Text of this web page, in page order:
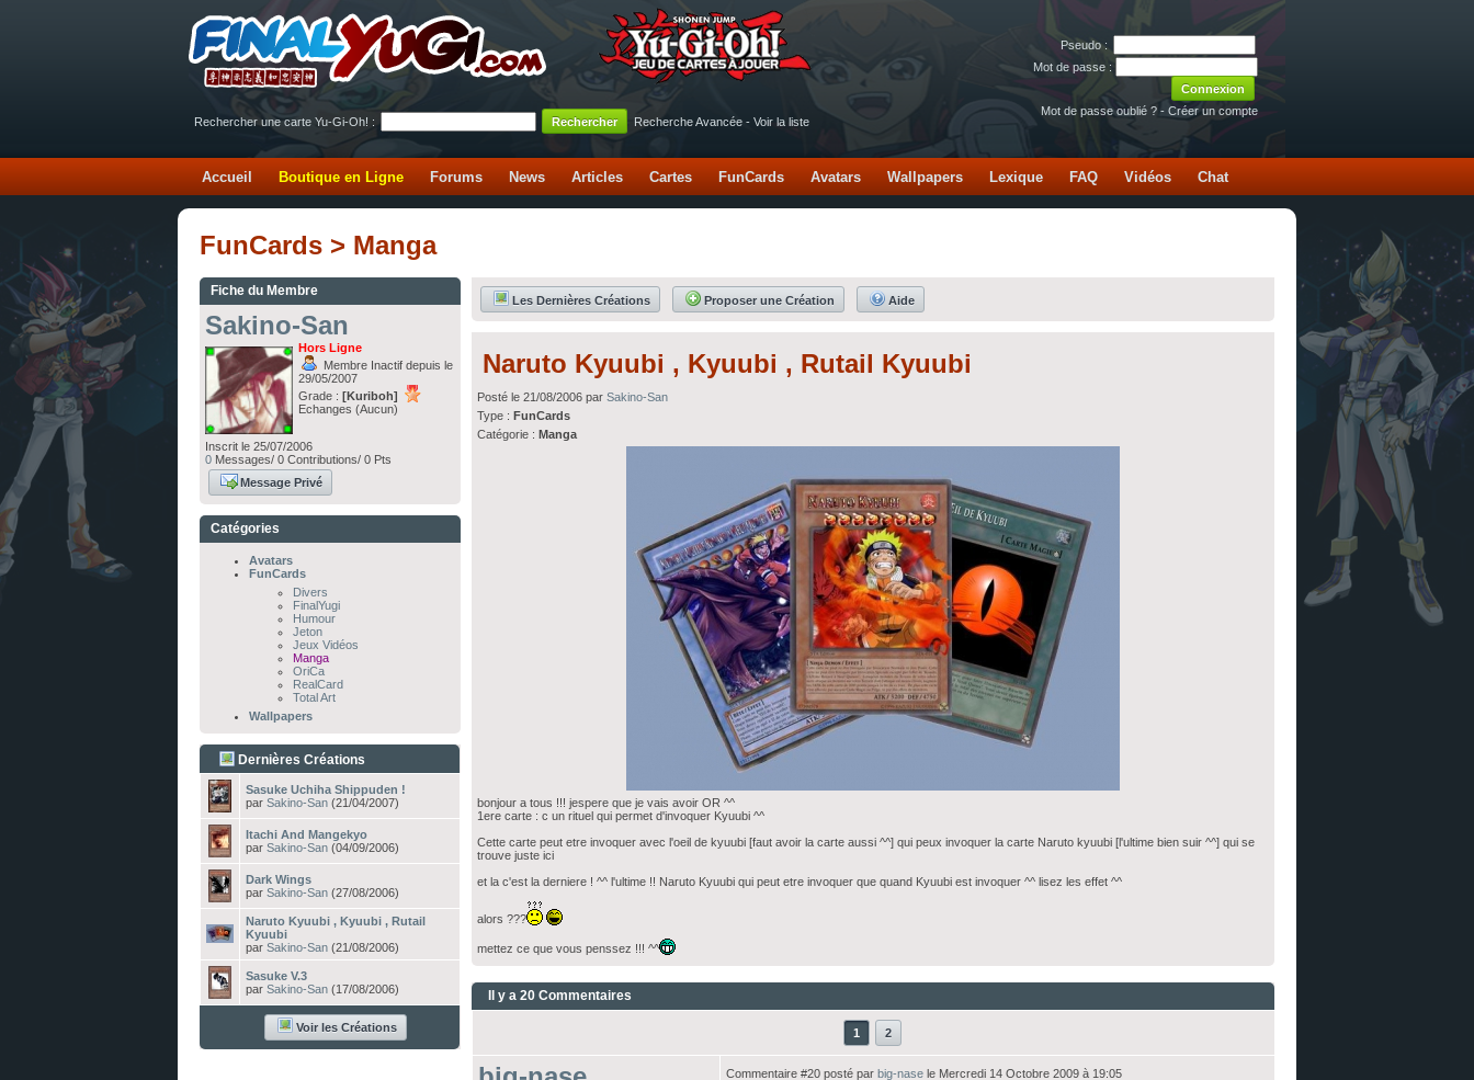
Pseudo :
Mot de passe :
Mot de passe oublié ? - Créer un compte
Rechercher une carte Yu-Gi-Oh! :
Recherche Avancée - Voir la liste
Accueil Boutique en Ligne Forums News Articles Cartes FunCards Avatars Wallpapers Lexique FAQ Vidéos Chat
FunCards > Manga
Fiche du Membre
Sakino-San
Hors Ligne
Membre Inactif depuis le
29/05/2007
Grade : [Kuriboh]
Echanges (Aucun)
Inscrit le 25/07/2006
0 Messages/ 0 Contributions/ 0 Pts
Message Privé
Catégories
Avatars
FunCards
Divers
FinalYugi
Humour
Jeton
Jeux Vidéos
Manga
OriCa
RealCard
Total Art
Wallpapers
Dernières Créations
Sasuke Uchiha Shippuden !
par Sakino-San (21/04/2007)
Itachi And Mangekyo
par Sakino-San (04/09/2006)
Dark Wings
par Sakino-San (27/08/2006)
Naruto Kyuubi , Kyuubi , Rutail
Kyuubi
par Sakino-San (21/08/2006)
Sasuke V.3
par Sakino-San (17/08/2006)
Voir les Créations
Les Dernières Créations Proposer une Création Aide
Naruto Kyuubi , Kyuubi , Rutail Kyuubi
Posté le 21/08/2006 par Sakino-San
Type : FunCards
Catégorie : Manga
bonjour a tous !!! jespere que je vais avoir OR ^^
1ere carte : c un rituel qui permet d'invoquer Kyuubi ^^
Cette carte peut etre invoquer avec l'oeil de kyuubi [faut avoir la carte aussi ^^] qui peux invoquer la carte Naruto kyuubi [l'ultime bien suir ^^] qui se
trouve juste ici
et la c'est la derniere ! ^^ l'ultime !! Naruto Kyuubi qui peut etre invoquer que quand Kyuubi est invoquer ^^ lisez les effet ^^
alors ???
mettez ce que vous penssez !!! ^^
Il y a 20 Commentaires
1 2
Commentaire #20 posté par big-nasele Mercredi 14 Octobre 2009 à 19:05